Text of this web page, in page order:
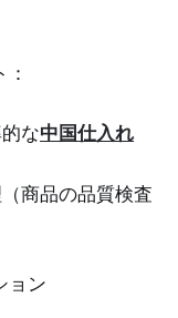
な中国仕入れ
商品の品質検査
ョン